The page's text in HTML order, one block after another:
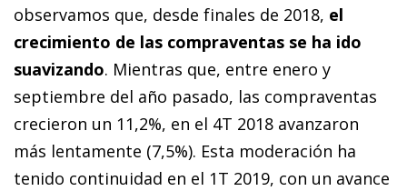
observamos que, desde finales de 2018, el
crecimiento de las compraventas se ha ido
suavizando. Mientras que, entre enero y
septiembre del año pasado, las compraventas
crecieron un 11,2%, en el 4T 2018 avanzaron
más lentamente (7,5%). Esta moderación ha
tenido continuidad en el 1T 2019, con un avance